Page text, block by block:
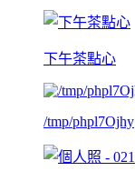
下午茶點心
/tmp/phpl7Ojhy